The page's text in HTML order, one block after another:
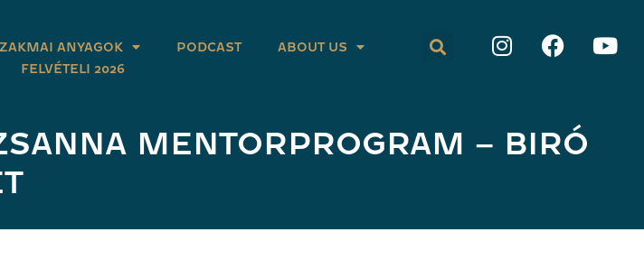
ANYAGOK PODCAST
ABOUT US
FELVÉTELI 2026
MENTORPROGRAM – BIRÓ